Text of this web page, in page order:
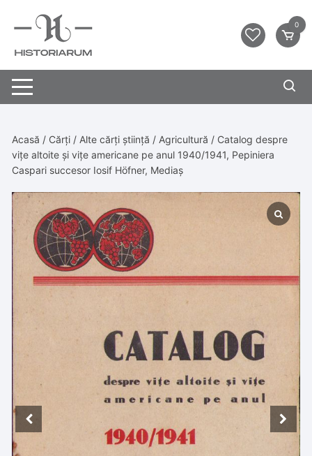
0
Acasă / Cărți / Alte cărți știință / Agricultură / Catalog despre
vițe altoite și vițe americane pe anul 1940/1941, Pepiniera
Caspari succesor Iosif Höfner, Mediaș